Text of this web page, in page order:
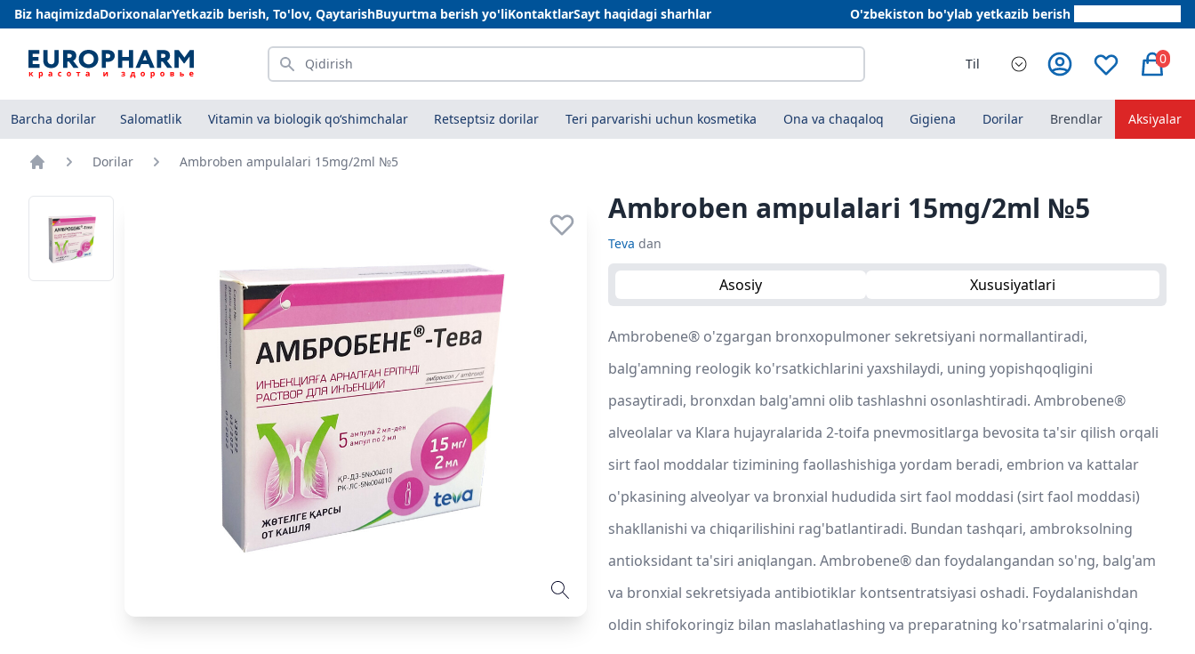
Biz haqimizdaDorixonalarYetkazib berish, To'lov, QaytarishBuyurtma berish yo'liKontaktlarSayt haqidagi sharhlar O'zbekiston bo'ylab yetkazib berish
Qidirish Til 0
Barcha dorilar Salomatlik Vitamin va biologik qo‘shimchalar Retseptsiz dorilar Teri parvarishi uchun kosmetika Ona va chaqaloq Gigiena Dorilar Brendlar Aksiyalar
Dorilar Ambroben ampulalari 15mg/2ml №5
Ambroben ampulalari 15mg/2ml №5
Teva dan
Asosiy Xususiyatlari
Ambrobene® o'zgargan bronxopulmoner sekretsiyani normallantiradi,
balg'amning reologik ko'rsatkichlarini yaxshilaydi, uning yopishqoqligini
pasaytiradi, bronxdan balg'amni olib tashlashni osonlashtiradi. Ambrobene®
alveolalar va Klara hujayralarida 2-toifa pnevmositlarga bevosita ta'sir qilish orqali
sirt faol moddalar tizimining faollashishiga yordam beradi, embrion va kattalar
o'pkasining alveolyar va bronxial hududida sirt faol moddasi (sirt faol moddasi)
shakllanishi va chiqarilishini rag'batlantiradi. Bundan tashqari, ambroksolning
antioksidant ta'siri aniqlangan. Ambrobene® dan foydalangandan so'ng, balg'am
va bronxial sekretsiyada antibiotiklar kontsentratsiyasi oshadi. Foydalanishdan
oldin shifokoringiz bilan maslahatlashing va preparatning ko'rsatmalarini o'qing.